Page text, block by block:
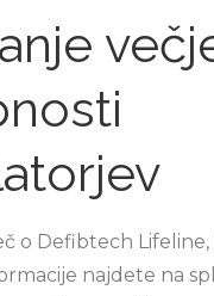
o Defibtech
najdete na